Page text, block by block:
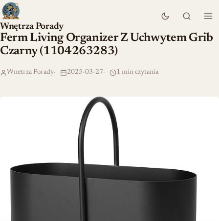
Wnętrza Porady
Ferm Living Organizer Z Uchwytem Grib
Czarny (1104263283)
Wnetrza Porady 2025-03-27 1 min czytania